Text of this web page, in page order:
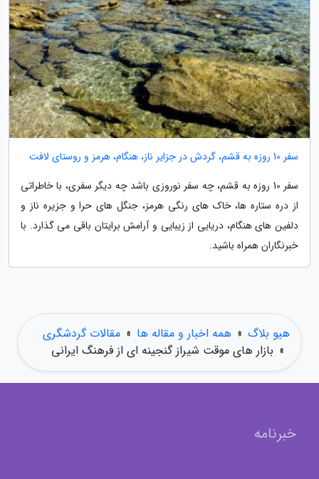
سفر 10 روزه به قشم، گردش در جزایر ناز، هنگام، هرمز و روستای لافت
سفر 10 روزه به قشم، چه سفر نوروزی باشد چه دیگر سفری، با خاطراتی
از دره ستاره ها، خاک های رنگی هرمز، جنگل های حرا و جزیره ناز و
دلفین های هنگام، دریایی از زیبایی و آرامش برایتان باقی می گذارد. با
خبرنگاران همراه باشید.
هیو بلاگ » همه اخبار و مقاله ها » مقالات گردشگری
» بازار های موقت شیراز گنجینه ای از فرهنگ ایرانی
خبرنامه